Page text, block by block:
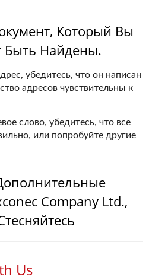
Который Вы
Быть Найдены.
убедитесь, что он написан
адресов чувствительны к
слово, убедитесь, что все
или попробуйте другие
Company Ltd.,